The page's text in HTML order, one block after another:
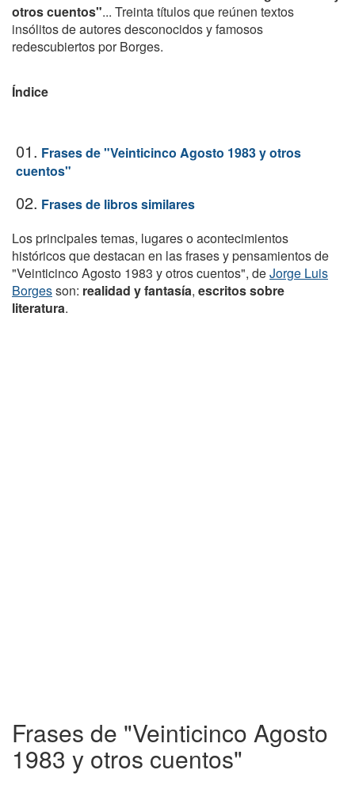
otros cuentos"... Treinta títulos que reúnen textos
insólitos de autores desconocidos y famosos
redescubiertos por Borges.
Índice
01. Frases de "Veinticinco Agosto 1983 y otros
cuentos"
02. Frases de libros similares
Los principales temas, lugares o acontecimientos
históricos que destacan en las frases y pensamientos de
"Veinticinco Agosto 1983 y otros cuentos", deJorge Luis
Borgesson: realidad y fantasía, escritos sobre
literatura.
Frases de "Veinticinco Agosto
1983 y otros cuentos"